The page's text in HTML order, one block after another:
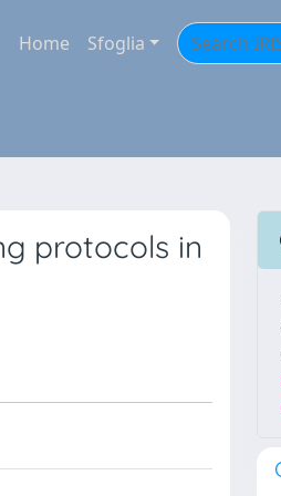
Home Sfoglia
protocols in